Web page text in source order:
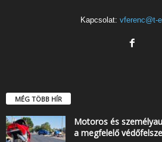
Kapcsolat: vferenc@t-
MÉG TÖBB HÍR
Motoros és
a megfelelő